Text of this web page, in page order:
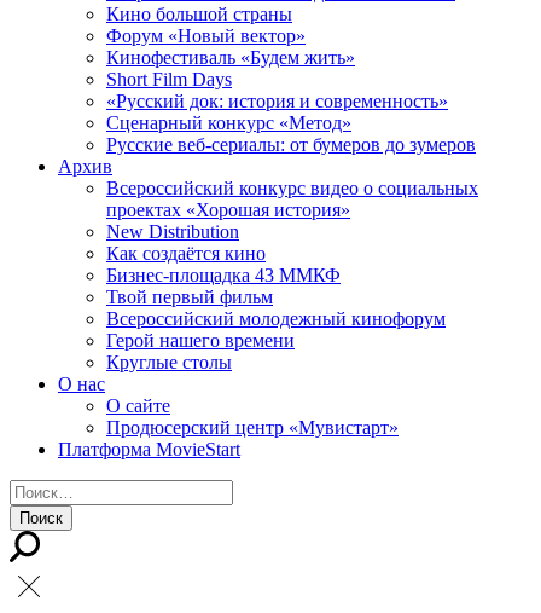
Кино большой страны
Форум «Новый вектор»
Кинофестиваль «Будем жить»
Short Film Days
«Русский док: история и современность»
Сценарный конкурс «Метод»
Русские веб-сериалы: от бумеров до зумеров
Архив
Всероссийский конкурс видео о социальных
проектах «Хорошая история»
New Distribution
Как создаётся кино
Бизнес-площадка 43 ММКФ
Твой первый фильм
Всероссийский молодежный кинофорум
Герой нашего времени
Круглые столы
О нас
О сайте
Продюсерский центр «Мувистарт»
Платформа MovieStart